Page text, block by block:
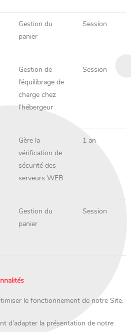
Gestion du
panier
Session
Gestion de
l’équilibrage de
charge chez
l’hébergeur
Session
Gère la
vérification de
sécurité des
serveurs WEB
1 an
Gestion du
panier
Session
le fonctionnement de notre Site.
d’adapter la présentation de notre